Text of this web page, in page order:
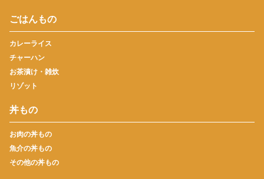
ごはんもの
カレーライス
チャーハン
お茶漬け・雑炊
リゾット
丼もの
お肉の丼もの
魚介の丼もの
その他の丼もの